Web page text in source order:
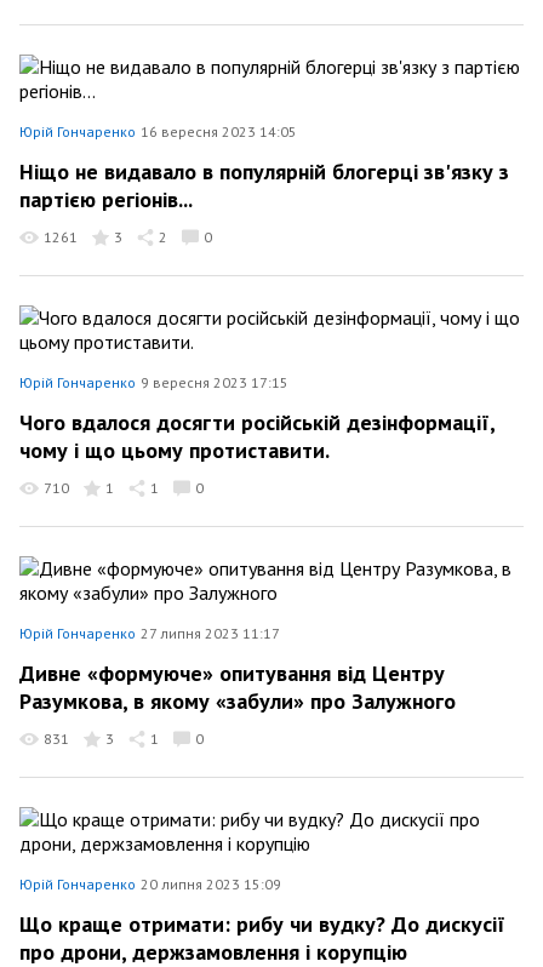
Юрій Гончаренко 16 вересня 2023 14:05
Ніщо не видавало в популярній блогерці зв'язку з
партією регіонів...
1261 3 2 0
Юрій Гончаренко 9 вересня 2023 17:15
Чого вдалося досягти російській дезінформації,
чому і що цьому протиставити.
710 1 1 0
Юрій Гончаренко 27 липня 2023 11:17
Дивне «формуюче» опитування від Центру
Разумкова, в якому «забули» про Залужного
831 3 1 0
Юрій Гончаренко 20 липня 2023 15:09
Що краще отримати: рибу чи вудку? До дискусії
про дрони, держзамовлення і корупцію